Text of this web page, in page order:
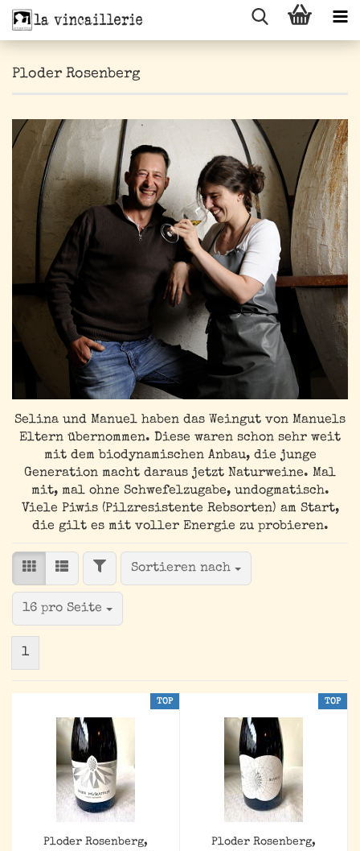
Ploder Rosenberg
Selina und Manuel haben das Weingut von Manuels
Eltern übernommen. Diese waren schon sehr weit
mit dem biodynamischen Anbau, die junge
Generation macht daraus jetzt Naturweine. Mal
mit, mal ohne Schwefelzugabe, undogmatisch.
Viele Piwis (Pilzresistente Rebsorten) am Start,
die gilt es mit voller Energie zu probieren.
FILTERSortieren nach
Sortieren nach
16 pro Seite
pro Seite
1
TOP
Ploder Rosenberg,
TOP
Ploder Rosenberg,